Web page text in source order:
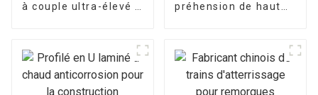
à couple ultra-élevé -
préhension de haut